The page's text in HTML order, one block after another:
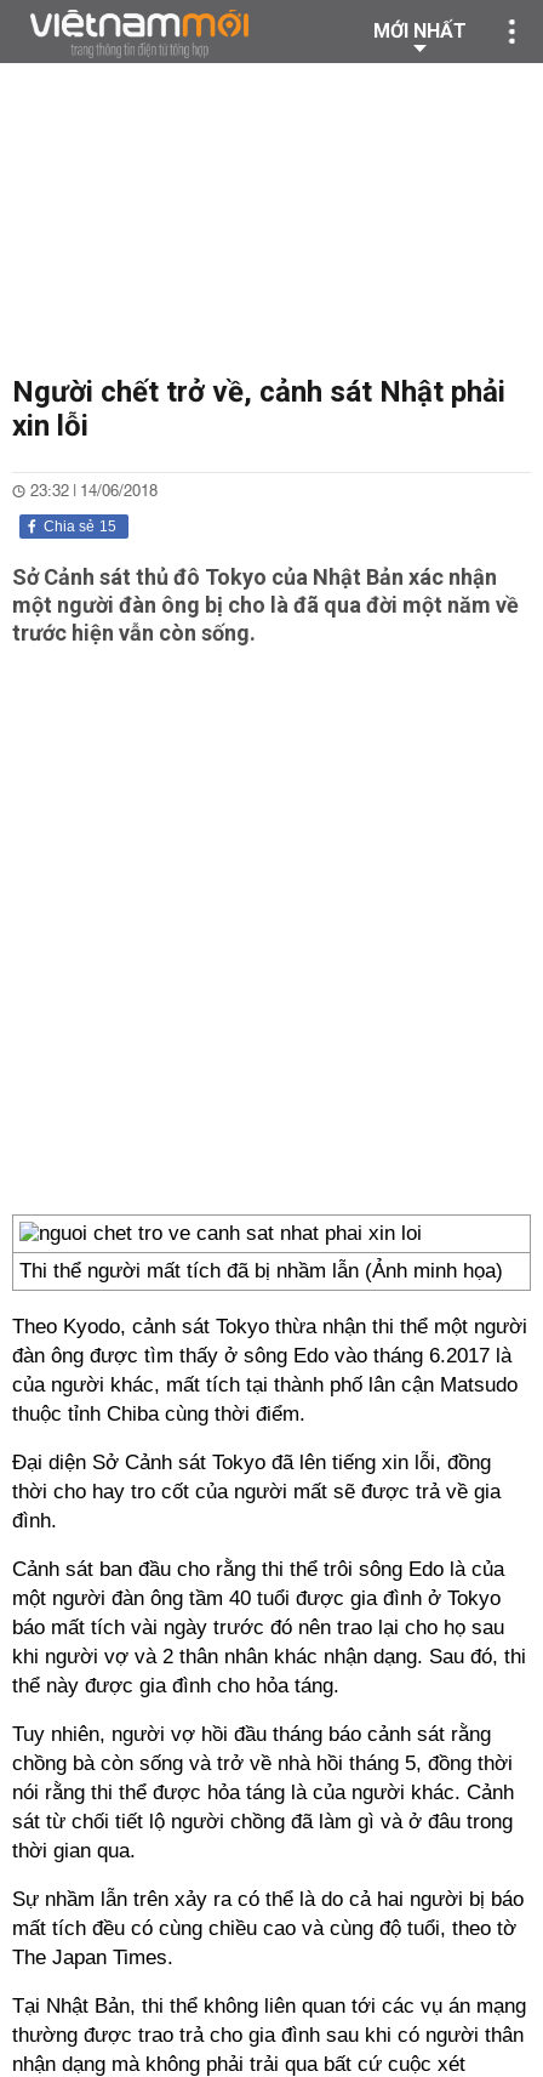
MỚI NHẤT
Người chết trở về, cảnh sát Nhật phải
xin lỗi
23:32 | 14/06/2018
15
Chia sẻ
Sở Cảnh sát thủ đô Tokyo của Nhật Bản xác nhận
một người đàn ông bị cho là đã qua đời một năm về
trước hiện vẫn còn sống.
Thi thể người mất tích đã bị nhầm lẫn (Ảnh minh họa)
Theo Kyodo, cảnh sát Tokyo thừa nhận thi thể một người
đàn ông được tìm thấy ở sông Edo vào tháng 6.2017 là
của người khác, mất tích tại thành phố lân cận Matsudo
thuộc tỉnh Chiba cùng thời điểm.
Đại diện Sở Cảnh sát Tokyo đã lên tiếng xin lỗi, đồng
thời cho hay tro cốt của người mất sẽ được trả về gia
đình.
Cảnh sát ban đầu cho rằng thi thể trôi sông Edo là của
một người đàn ông tầm 40 tuổi được gia đình ở Tokyo
báo mất tích vài ngày trước đó nên trao lại cho họ sau
khi người vợ và 2 thân nhân khác nhận dạng. Sau đó, thi
thể này được gia đình cho hỏa táng.
Tuy nhiên, người vợ hồi đầu tháng báo cảnh sát rằng
chồng bà còn sống và trở về nhà hồi tháng 5, đồng thời
nói rằng thi thể được hỏa táng là của người khác. Cảnh
sát từ chối tiết lộ người chồng đã làm gì và ở đâu trong
thời gian qua.
Sự nhầm lẫn trên xảy ra có thể là do cả hai người bị báo
mất tích đều có cùng chiều cao và cùng độ tuổi, theo tờ
The Japan Times.
Tại Nhật Bản, thi thể không liên quan tới các vụ án mạng
thường được trao trả cho gia đình sau khi có người thân
nhận dạng mà không phải trải qua bất cứ cuộc xét